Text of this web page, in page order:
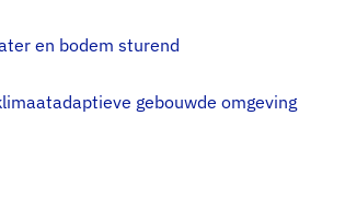
en bodem sturend
gebouwde omgeving